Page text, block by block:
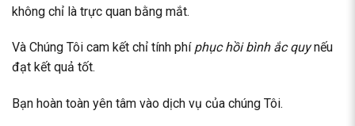
không chỉ là trực quan bằng mắt.
Và Chúng Tôi cam kết chỉ tính phíphục hồi bình ắc quynếu
đạt kết quả tốt.
Bạn hoàn toàn yên tâm vào dịch vụ của chúng Tôi.